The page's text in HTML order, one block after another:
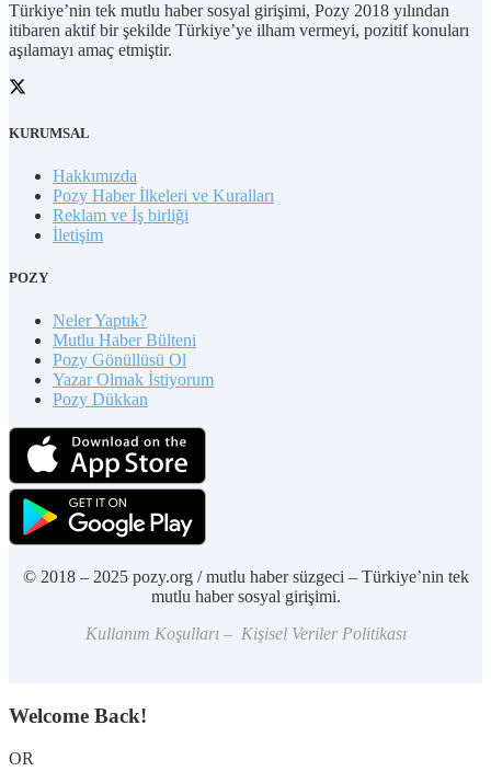
Türkiye’nin tek mutlu haber sosyal girişimi, Pozy 2018 yılından
itibaren aktif bir şekilde Türkiye’ye ilham vermeyi, pozitif konuları
aşılamayı amaç etmiştir.
KURUMSAL
Hakkımızda
Pozy Haber İlkeleri ve Kuralları
Reklam ve İş birliği
İletişim
POZY
Neler Yaptık?
Mutlu Haber Bülteni
Pozy Gönüllüsü Ol
Yazar Olmak İstiyorum
Pozy Dükkan
© 2018 – 2025 pozy.org / mutlu haber süzgeci – Türkiye’nin tek
mutlu haber sosyal girişimi.
Kullanım Koşulları – Kişisel Veriler Politikası
Welcome Back!
OR